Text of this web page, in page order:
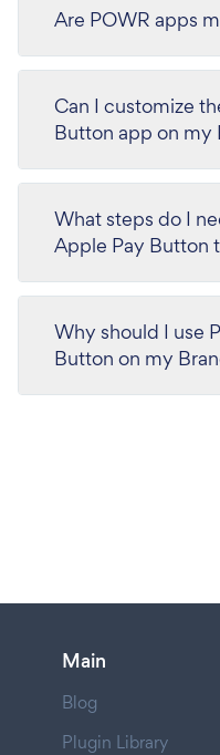
Are POWR apps
Can I customize
Button app on my
What steps do I
Apple Pay Button
Why should I use
Button on my
Main
Blog
Plugin Library